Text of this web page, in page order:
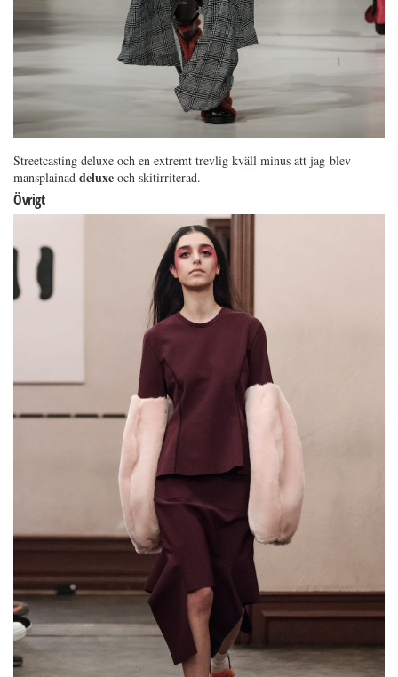
Streetcasting deluxe och en extremt trevlig kväll minus att jag blev
mansplainad deluxe och skitirriterad.
Övrigt